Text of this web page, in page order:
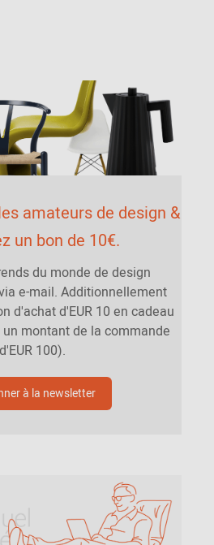
amateurs de design &
un bon de 10€.
du monde de design
e-mail. Additionnellement
d'achat d'EUR 10 en cadeau
montant de la commande
d'EUR 100).
à la newsletter